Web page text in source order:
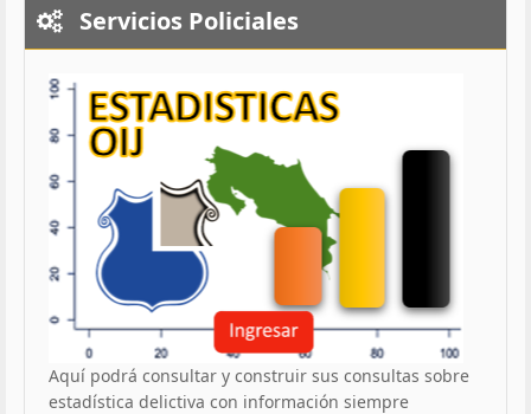
Servicios Policiales
Aquí podrá consultar y construir sus consultas sobre
estadística delictiva con información siempre